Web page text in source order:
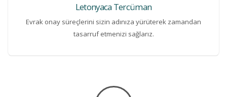
Letonyaca Tercüman
Evrak onay süreçlerini sizin adınıza yürüterek zamandan
tasarruf etmenizi sağlarız.